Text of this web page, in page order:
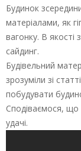
Будинок
матеріалами, як
вагонку. В якості
сайдинг.
Будівельний
зрозуміли зі
побудувати
Сподіваємося,
удачі.